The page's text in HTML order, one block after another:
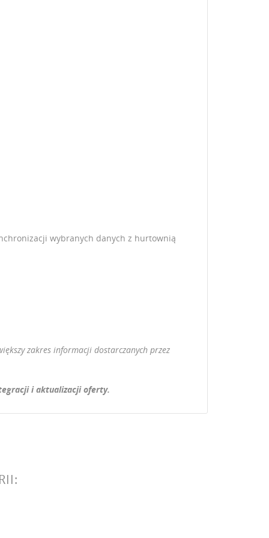
wybranych danych z hurtownią
zakres informacji dostarczanych przez
i aktualizacji oferty.